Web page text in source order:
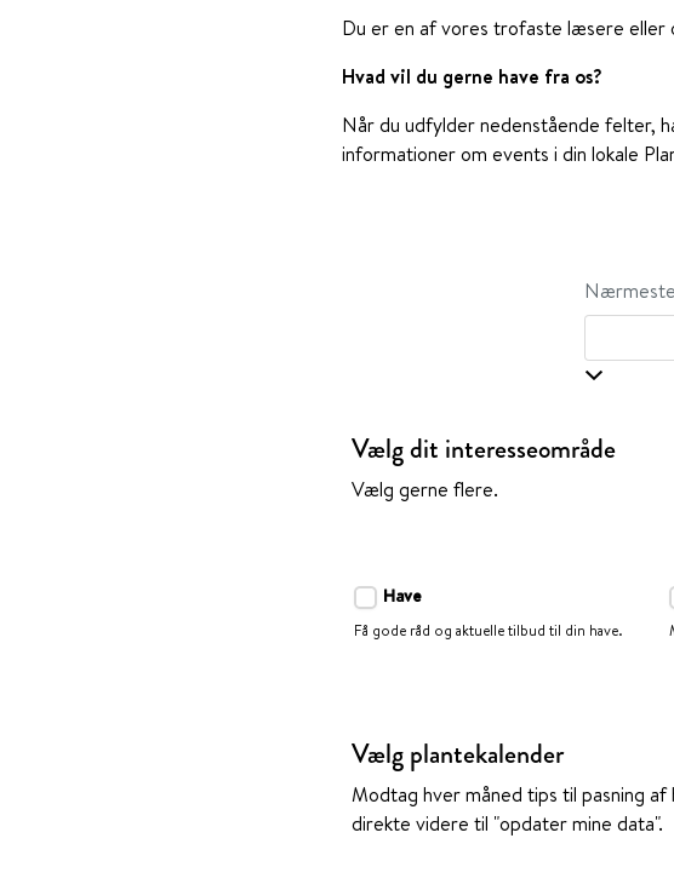
Du er en af vores trofaste læsere eller
Hvad vil du gerne have fra os?
Når du udfylder nedenstående felter,
informationer om events i din lokale
Vælg dit interesseområde
Vælg gerne flere.
Have
Få gode råd og aktuelle tilbud til din have.
Vælg plantekalender
Modtag hver måned tips til pasning
direkte videre til "opdater mine data".